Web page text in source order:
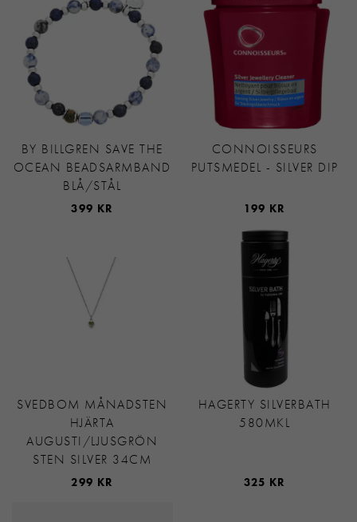
BY BILLGREN SAVE THE
OCEAN BEADSARMBAND
BLÅ/STÅL
399 KR
CONNOISSEURS
PUTSMEDEL - SILVER DIP
199 KR
SVEDBOM MÅNADSTEN
HJÄRTA
AUGUSTI/LJUSGRÖN
STEN SILVER 34CM
299 KR
HAGERTY SILVERBATH
580MKL
325 KR